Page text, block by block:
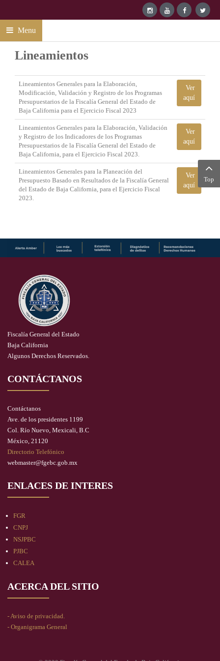
Menu
Lineamientos
Lineamientos Generales para la Elaboración,
Modificación, Validación y Registro de los Programas
Presupuestarios de la Fiscalía General del Estado de
Baja California para el Ejercicio Fiscal 2023
Ver
aquí
Lineamientos Generales para la Elaboración, Validación
y Registro de los Indicadores de los Programas
Presupuestarios de la Fiscalía General del Estado de
Baja California, para el Ejercicio Fiscal 2023.
Ver
aquí
Lineamientos Generales para la Planeación del
Presupuesto Basado en Resultados de la Fiscalía General
del Estado de Baja California, para el Ejercicio Fiscal
2023.
Ver
aquí
Fiscalía General del Estado
Baja California
Algunos Derechos Reservados.
CONTÁCTANOS
Contáctanos
Ave. de los presidentes 1199
Col. Río Nuevo, Mexicali, B.C
México, 21120
Directorio Telefónico
webmaster@fgebc.gob.mx
ENLACES DE INTERES
FGR
CNPJ
NSJPBC
PJBC
CALEA
ACERCA DEL SITIO
- Aviso de privacidad.
- Organigrama General
Top